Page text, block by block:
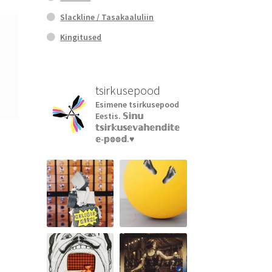
Slackline / Tasakaaluliin
Kingitused
tsirkusepood
Esimene tsirkusepood
Eestis. 𝕊𝕚𝕟𝕦
𝕥𝕤𝕚𝕣𝕜𝕦𝕤𝕖𝕧𝕒𝕙𝕖𝕟𝕕𝕚𝕥𝕖
𝕖-𝕡𝕠𝕠𝕕.♥︎